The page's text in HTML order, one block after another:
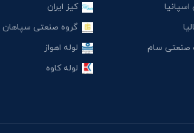
صنعتی سام
کیز ایران
گروه صنعتی سپاهان
لوله اهواز
لوله کاوه